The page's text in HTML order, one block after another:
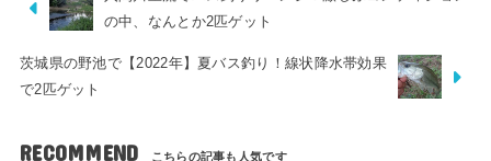
の中、なんとか2匹ゲット
茨城県の野池で【2022年】夏バス釣り！線状降水帯効果
で2匹ゲット
RECOMMEND